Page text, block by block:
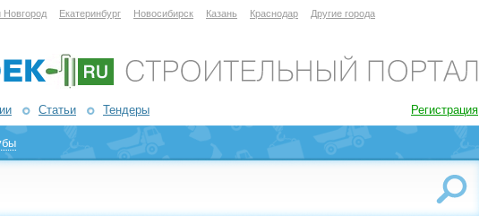
Новгород Екатеринбург Новосибирск Казань Краснодар Другие города
Статьи Тендеры Регистрация